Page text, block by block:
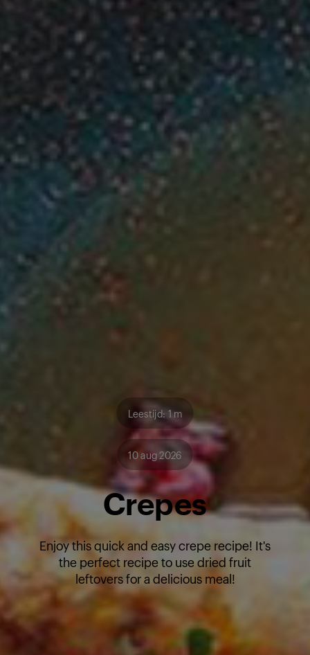
Leestijd: 1 m
10 aug 2026
Crepes
Enjoy this quick and easy crepe recipe! It's
the perfect recipe to use dried fruit
leftovers for a delicious meal!